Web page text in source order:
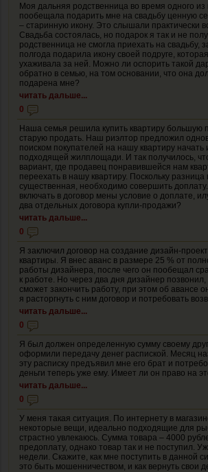
Моя дальняя родственница во время одного из
пообещала подарить мне на свадьбу ценную
– старинную икону. Это слышали практически
Свадьба состоялась, но подарок я так и не
родственница не смогла приехать на свадьбу,
полгода подарила икону своей подруге,
ухаживала за ней. Можно ли оспорить такой
обратно в семью, на том основании, что она
подарена мне?
читать дальше...
0
Наша семья решила купить квартиру большую
старую продать. Наш риэлтор предложил
поиском покупателей на нашу квартиру начать
подходящей жилплощади. И так получилось,
вариант, где продавец понравившейся нам
переехать в нашу квартиру. Поскольку разница
существенная, необходимо совершить
включать в договор мены условие о доплате,
два отдельных договора купли-продажи?
читать дальше...
0
Я заключил договор на создание дизайн-
квартиры. Я внес аванс в размере 25 % от
работы дизайнера, после чего он пообещал
к работе. Но через два дня дизайнер позвонил,
сможет закончить работу, при этом об авансе
я расторгнуть с ним договор и потребовать
читать дальше...
0
Я был должен определенную сумму своему
оформили передачу денег распиской. Месяц
эту расписку предъявил мне его брат и
деньги теперь уже ему. Имеет ли он право на
читать дальше...
0
У меня такая ситуация. По интернету в
некоторые вещи, идеально подходящие для
страстно увлекаюсь. Сумма товара – 4000
предоплату, однако товар так и не поступил.
недели. Скажите, как мне поступить в данной
это быть мошенничеством, и как вернуть свои